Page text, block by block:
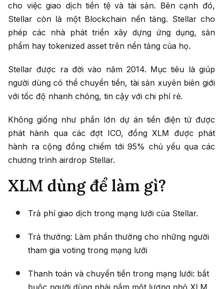
cho việc giao dịch tiền tệ và tài sản. Bên cạnh đó,
Stellar còn là một Blockchain nền tảng. Stellar cho
phép các nhà phát triển xây dựng ứng dụng, sản
phẩm hay tokenized asset trên nền tảng của họ.
Stellar được ra đời vào năm 2014. Mục tiêu là giúp
người dùng có thể chuyển tiền, tài sản xuyên biên giới
với tốc độ nhanh chóng, tin cậy với chi phí rẻ.
Không giống như phần lớn dự án tiền điện tử được
phát hành qua các đợt ICO, đồng XLM được phát
hành ra cộng đồng chiếm tới 95% chủ yếu qua các
chương trình airdrop Stellar.
XLM dùng để làm gì?
Trả phí giao dịch trong mạng lưới của Stellar.
Trả thưởng: Làm phần thưởng cho những người
tham gia voting trong mạng lưới
Thanh toán và chuyển tiền trong mạng lưới: bắt
buộc người dùng phải nắm một lượng nhỏ XLM